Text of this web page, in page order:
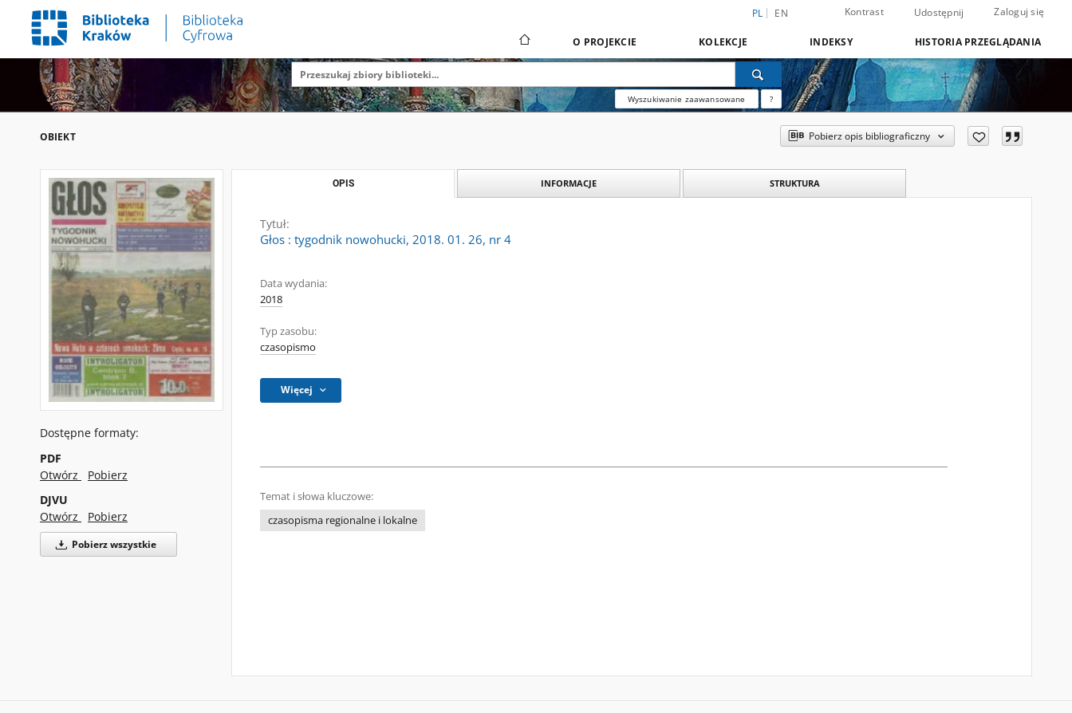
PL EN Kontrast Udostępnij Zaloguj się
O PROJEKCIE KOLEKCJE INDEKSY HISTORIA PRZEGLĄDANIA
Wyszukiwanie zaawansowane ?
OBIEKT Pobierz opis bibliograficzny
Dostępne formaty:
PDF
Otwórz
Pobierz
DJVU
Otwórz
Pobierz
Pobierz wszystkie
OPIS INFORMACJE STRUKTURA
Tytuł:
Głos : tygodnik nowohucki, 2018. 01. 26, nr 4
Data wydania:
2018
Typ zasobu:
czasopismo
Więcej
Temat i słowa kluczowe:
czasopisma regionalne i lokalne